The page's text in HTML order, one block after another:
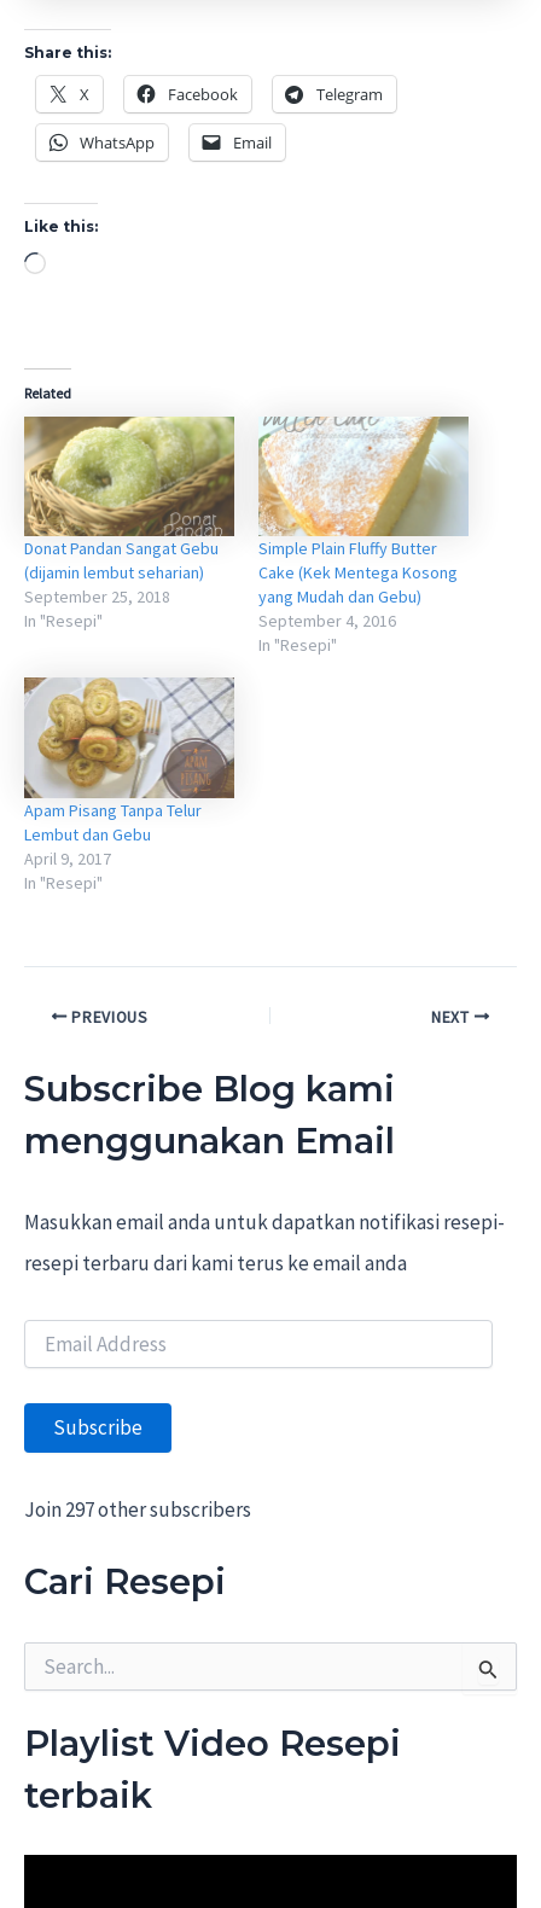
Share this:
X Facebook Telegram
WhatsApp Email
Like this:
Loading…
Related
Donat Pandan Sangat Gebu
(dijamin lembut seharian)
September 25, 2018
In "Resepi"
Simple Plain Fluffy Butter
Cake (Kek Mentega Kosong
yang Mudah dan Gebu)
September 4, 2016
In "Resepi"
Apam Pisang Tanpa Telur
Lembut dan Gebu
April 9, 2017
In "Resepi"
Post PREVIOUS NEXT
Subscribe Blog kami
menggunakan Email
Masukkan email anda untuk dapatkan notifikasi resepi-
resepi terbaru dari kami terus ke email anda
E
i
A
d
r
s
s
Subscribe
Join 297 other subscribers
Cari Resepi
r
f
Playlist Video Resepi
terbaik